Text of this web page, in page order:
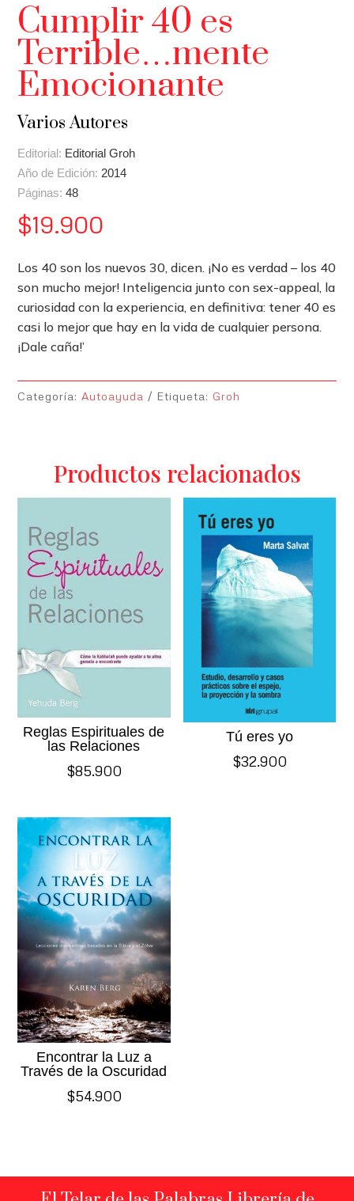
Cumplir 40 es
Terrible…mente
Emocionante
Varios Autores
Editorial: Editorial Groh
Año de Edición:2014
Páginas:48
$19.900
Los 40 son los nuevos 30, dicen. ¡No es verdad – los 40
son mucho mejor! Inteligencia junto con sex-appeal, la
curiosidad con la experiencia, en definitiva: tener 40 es
casi lo mejor que hay en la vida de cualquier persona.
¡Dale caña!’
Categoría:Autoayuda Etiqueta: Groh
Productos relacionados
Reglas Espirituales de
las Relaciones
$85.900
Tú eres yo
$32.900
Encontrar la Luz a
Través de la Oscuridad
$54.900